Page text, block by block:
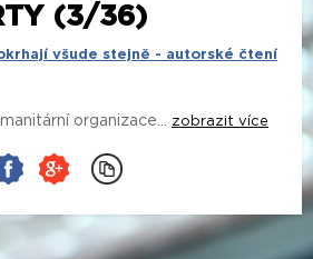
(3/36)
všude stejně - autorské čtení
organizace... zobrazit více